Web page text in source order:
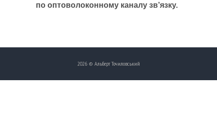
по оптоволоконному каналу зв’язку.
2026 © Альберт Точиловський